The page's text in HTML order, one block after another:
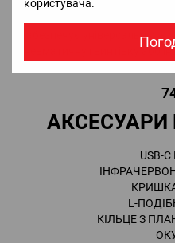
користувача.
забезпечує універсальність
пневматичну гвинтівку або
АКСЕСУАРИ
USB-
L-
КІЛЬЦЕ З